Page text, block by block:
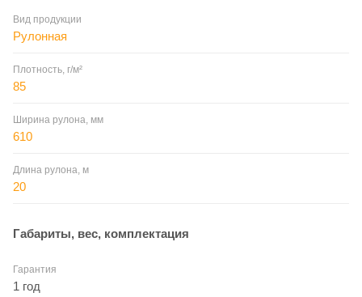
Вид продукции
Рулонная
Плотность, г/м²
85
Ширина рулона, мм
610
Длина рулона, м
20
Габариты, вес, комплектация
Гарантия
1 год